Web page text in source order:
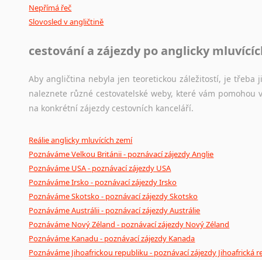
Nepřímá řeč
Slovosled v angličtině
cestování a zájezdy po anglicky
Aby angličtina nebyla jen teoretickou záležitostí, je
naleznete různé cestovatelské weby, které vám
na konkrétní zájezdy cestovních kanceláří.
Reálie anglicky mluvících zemí
Poznáváme Velkou Británii - poznávací zájezdy Anglie
Poznáváme USA - poznávací zájezdy USA
Poznáváme Irsko - poznávací zájezdy Irsko
Poznáváme Skotsko - poznávací zájezdy Skotsko
Poznáváme Austrálii - poznávací zájezdy Austrálie
Poznáváme Nový Zéland - poznávací zájezdy Nový Zéland
Poznáváme Kanadu - poznávací zájezdy Kanada
Poznáváme Jihoafrickou republiku - poznávací zájezdy Jihoafrická